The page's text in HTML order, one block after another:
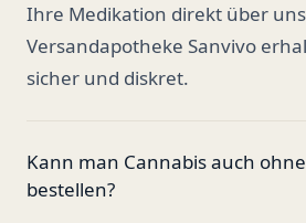
Ihre Medikation direkt über
Versandapotheke Sanvivo
sicher und diskret.
Kann man Cannabis auch
bestellen?